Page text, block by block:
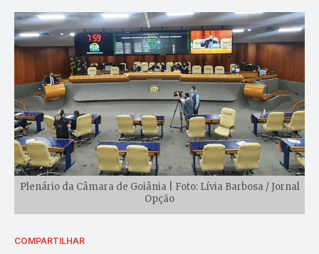
Plenário da Câmara de Goiânia | Foto: Lívia Barbosa / Jornal
Opção
COMPARTILHAR